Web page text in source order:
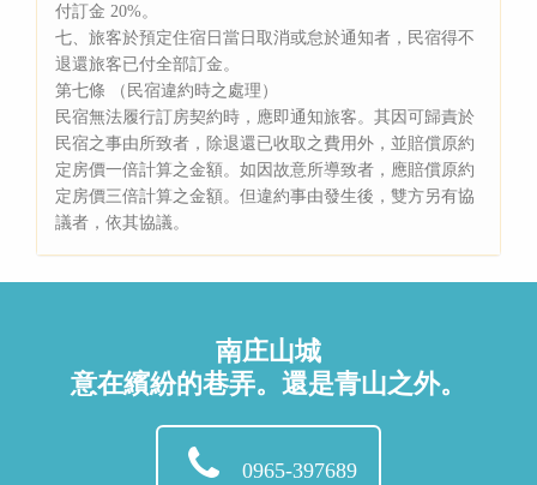
付訂金 20%。
七、旅客於預定住宿日當日取消或怠於通知者，民宿得不
退還旅客已付全部訂金。
第七條 （民宿違約時之處理）
民宿無法履行訂房契約時，應即通知旅客。其因可歸責於
民宿之事由所致者，除退還已收取之費用外，並賠償原約
定房價一倍計算之金額。如因故意所導致者，應賠償原約
定房價三倍計算之金額。但違約事由發生後，雙方另有協
議者，依其協議。
南庄山城
意在繽紛的巷弄。還是青山之外。
0965-397689